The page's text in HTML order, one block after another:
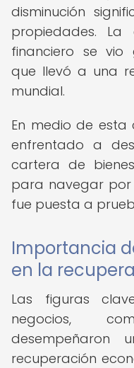
disminución
propiedades.
financiero se vio
que llevó a una
mundial.
En medio de esta
enfrentado a
cartera de
para navegar por
fue puesta a
Importancia
en la
Las figuras
negocios,
recuperación